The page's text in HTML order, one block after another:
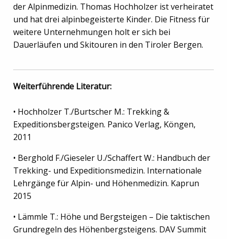
der Alpinmedizin. Thomas Hochholzer ist verheiratet
und hat drei alpinbegeisterte Kinder. Die Fitness für
weitere Unternehmungen holt er sich bei
Dauerläufen und Skitouren in den Tiroler Bergen.
Weiterführende Literatur:
• Hochholzer T./Burtscher M.: Trekking &
Expeditionsbergsteigen. Panico Verlag, Köngen,
2011
• Berghold F./Gieseler U./Schaffert W.: Handbuch der
Trekking- und Expeditionsmedizin. Internationale
Lehrgänge für Alpin- und Höhenmedizin. Kaprun
2015
• Lämmle T.: Höhe und Bergsteigen – Die taktischen
Grundregeln des Höhenbergsteigens. DAV Summit